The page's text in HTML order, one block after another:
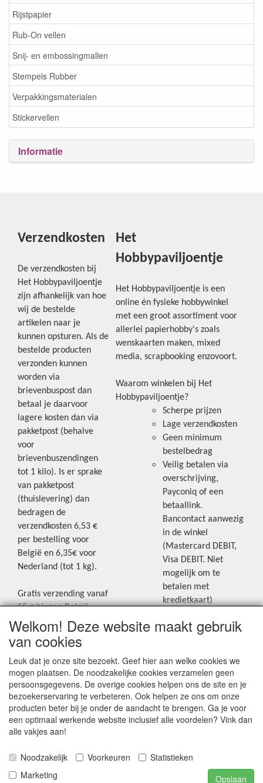
Rijstpapier
Rub-On vellen
Snij- en embossingmallen
Stempels Rubber
Verpakkingsmaterialen
Stickervellen
Informatie
Verzendkosten
De verzendkosten bij
Het Hobbypaviljoentje
zijn afhankelijk van hoe
wij de bestelde
artikelen naar je
kunnen opsturen. Als de
bestelde producten
verzonden kunnen
worden via
brievenbuspost dan
betaal je daarvoor
lagere kosten dan via
pakketpost (behalve
voor
brievenbuszendingen
tot 1 kilo). Is er sprake
van pakketpost
(thuislevering) dan
bedragen de
verzendkosten 6,53 €
per bestelling voor
België en 6,35€ voor
Nederland (tot 1 kg).
Gratis verzending vanaf
55 € binnen België.
Gratis verzending vanaf
65 € naar Nederland.
Levering andere
landen: geen gratis
verzending, portkosten
worden aangerekend.
Zie voor een overzicht
van alle verzendkosten
"Verzendkosten" op de
homepagina.
Het
Hobbypaviljoentje
Het Hobbypaviljoentje is een
online én fysieke hobbywinkel
met een groot assortiment voor
allerlei papierhobby's zoals
wenskaarten maken, mixed
media, scrapbooking enzovoort.
Waarom winkelen bij Het
Hobbypaviljoentje?
Scherpe prijzen
Lage verzendkosten
Geen minimum
bestelbedrag
Veilig betalen via
overschrijving,
Payconiq of een
betaallink.
Bancontact aanwezig
in de winkel
(Mastercard DEBIT,
Visa DEBIT. Niet
mogelijk om te
betalen met
kredietkaart)
Blijf op de hoogte van de laatste
onze Facebookpagina.
Welkom! Deze website maakt gebruik
van cookies
Leuk dat je onze site bezoekt. Geef hier aan welke cookies we
mogen plaatsen. De noodzakelijke cookies verzamelen geen
persoonsgegevens. De overige cookies helpen ons de site en je
bezoekerservaring te verbeteren. Ook helpen ze ons om onze
producten beter bij je onder de aandacht te brengen. Ga je voor
een optimaal werkende website inclusief alle voordelen? Vink dan
alle vakjes aan!
Noodzakelijk Voorkeuren
Statistieken
Marketing
Opslaan